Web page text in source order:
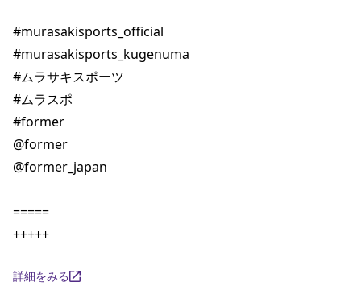
#murasakisports_official
#murasakisports_kugenuma
#ムラサキスポーツ
#ムラスポ
#former
@former
@former_japan
=====
+++++
詳細をみる